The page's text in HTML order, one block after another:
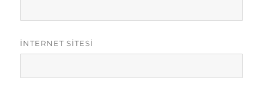
İNTERNET SITESI